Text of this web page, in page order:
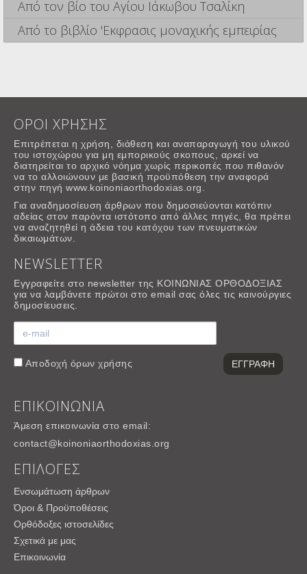
Από τον βίο του Αγίου Ιάκωβου Τσαλίκη
Από το βιβλίο 'Εκφρασις μοναχικής εμπειρίας
ΟΡΟΙ ΧΡΗΣΗΣ
Επιτρέπεται η χρήση, διάθεση και αναπαραγωγή του υλικού
του ιστοχώρου για μη εμπορικούς σκοπους, αρκεί να
διατηρείται το αρχικό νόημα χωρίς περικοπές που πιθανόν
να το αλλοιώνουν με βασική προϋπόθεση την αναφορά
στην πηγή www.koinoniaorthodoxias.org.
Για αναδημοσίευση άρθρων που δημοσιεύονται κατόπιν
αδείας στον παρόντα ιστότοπο από άλλες πηγές, θα πρέπει
να αναζητηθεί η άδεια του κατόχου των πνευματικών
δικαιωμάτων.
NEWSLETTER
Εγγραφείτε στο newsletter της ΚΟΙΝΩΝΙΑΣ ΟΡΘΟΔΟΞΙΑΣ
για να λαμβάνετε πρώτοι στο email σας όλες τις καινούργιες
δημοσίευσεις.
Αποδοχή όρων χρήσης
ΕΠΙΚΟΙΝΩΝΙΑ
Άμεση επικοινωνία στο email:
contact@koinoniaorthodoxias.org
ΕΠΙΛΟΓΕΣ
Ενσωμάτωση άρθρων
Όροι & Προϋποθέσεις
Ορθόδοξες ιστοσελίδες
Σχετικά με μας
Επικοινωνία